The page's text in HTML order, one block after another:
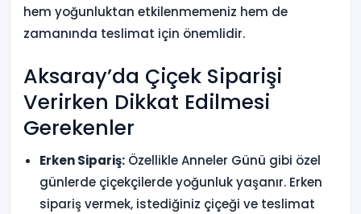
hem yoğunluktan etkilenmemeniz hem de
zamanında teslimat için önemlidir.
Aksaray’da Çiçek Siparişi
Verirken Dikkat Edilmesi
Gerekenler
Erken Sipariş: Özellikle Anneler Günü gibi özel
günlerde çiçekçilerde yoğunluk yaşanır. Erken
sipariş vermek, istediğiniz çiçeği ve teslimat